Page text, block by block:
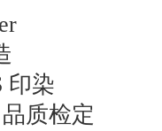
印染
质检定